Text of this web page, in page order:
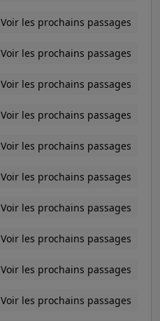
Voir les prochains passages
Voir les prochains passages
Voir les prochains passages
Voir les prochains passages
Voir les prochains passages
Voir les prochains passages
Voir les prochains passages
Voir les prochains passages
Voir les prochains passages
Voir les prochains passages